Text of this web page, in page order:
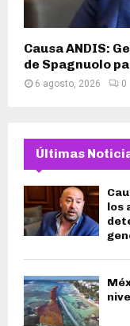
Causa ANDIS:
de Spagnuolo
6 agosto, 2026 0
Últimas
los